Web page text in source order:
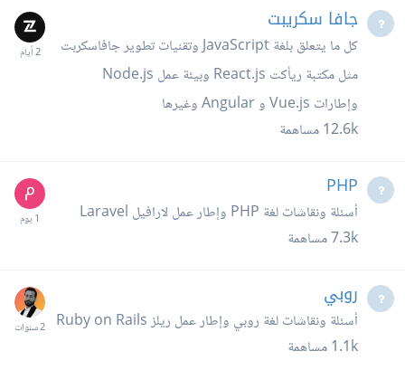
جافا سكريبت
كل ما يتعلق بلغة JavaScript وتقنيات تطوير جافاسكربت
مثل مكتبة ريأكت React.js وبيئة عمل Node.js
وإطارات Vue.js و Angular وغيرها
12.6kمساهمة
PHP
أسئلة ونقاشات لغة PHP وإطار عمل لارافيل Laravel
7.3kمساهمة
روبي
أسئلة ونقاشات لغة روبي وإطار عمل ريلز Ruby on Rails
1.1kمساهمة